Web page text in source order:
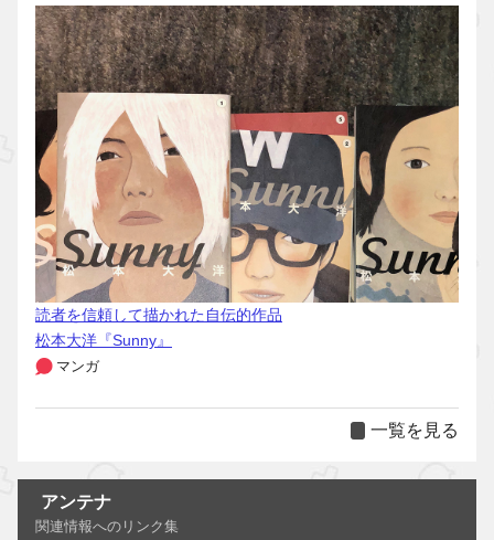
読者を信頼して描かれた自伝的作品
松本大洋『Sunny』
マンガ
一覧を見る
アンテナ
関連情報へのリンク集